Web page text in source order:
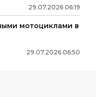
29.07.2026 06:19
мотоциклами в
29.07.2026 06:50